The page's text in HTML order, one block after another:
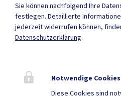
Amtsstunden
Heute , 08:00 – 12:00 Uhr
Quicklinks
Sie können nachfolgend Ihre
festlegen. Detaillierte
jederzeit widerrufen können,
Datenschutzerklärung.
Notwendige Cookies
Diese Cookies sind